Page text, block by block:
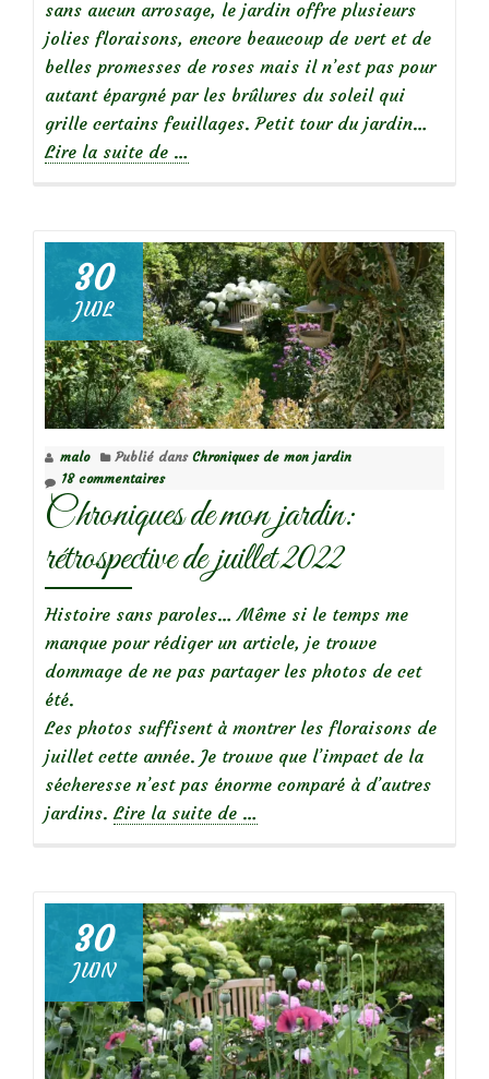
sans aucun arrosage, le jardin offre plusieurs
jolies floraisons, encore beaucoup de vert et de
belles promesses de roses mais il n’est pas pour
autant épargné par les brûlures du soleil qui
grille certains feuillages. Petit tour du jardin…
Lire la suite de à
mon
jardin
:
Bilan
Août
2022
(1/2)
…
30
JUIL
malo Publié dans Chroniques de mon jardin
18 commentaires
Chroniques de mon jardin:
rétrospective de juillet 2022
Histoire sans paroles… Même si le temps me
manque pour rédiger un article, je trouve
dommage de ne pas partager les photos de cet
été.
Les photos suffisent à montrer les floraisons de
juillet cette année. Je trouve que l’impact de la
sécheresse n’est pas énorme comparé à d’autres
jardins. Lire la suite de
mon
jardin:
rétrospective
de
juillet
2022
…
30
JUIN